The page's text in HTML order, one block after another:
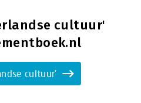
cultuur'
cultuur'